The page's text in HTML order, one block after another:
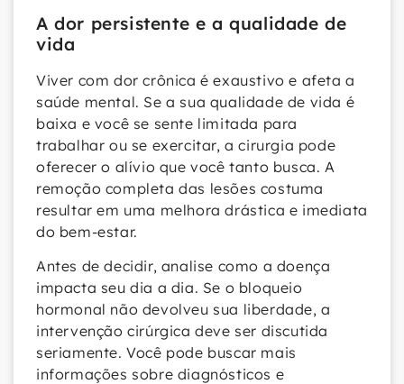
A dor persistente e a qualidade de
vida
Viver com dor crônica é exaustivo e afeta a
saúde mental. Se a sua qualidade de vida é
baixa e você se sente limitada para
trabalhar ou se exercitar, a cirurgia pode
oferecer o alívio que você tanto busca. A
remoção completa das lesões costuma
resultar em uma melhora drástica e imediata
do bem-estar.
Antes de decidir, analise como a doença
impacta seu dia a dia. Se o bloqueio
hormonal não devolveu sua liberdade, a
intervenção cirúrgica deve ser discutida
seriamente. Você pode buscar mais
informações sobre diagnósticos e